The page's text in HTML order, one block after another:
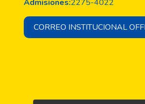
Admisiones:2275-4022
CORREO INSTITUCIONAL